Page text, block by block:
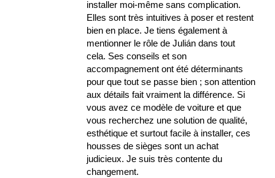
installer moi-même sans complication.
Elles sont très intuitives à poser et restent
bien en place. Je tiens également à
mentionner le rôle de Julián dans tout
cela. Ses conseils et son
accompagnement ont été déterminants
pour que tout se passe bien ; son attention
aux détails fait vraiment la différence. Si
vous avez ce modèle de voiture et que
vous recherchez une solution de qualité,
esthétique et surtout facile à installer, ces
housses de sièges sont un achat
judicieux. Je suis très contente du
changement.